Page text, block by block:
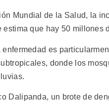
Mundial de la Salud, la
estima que hay 50 millones
enfermedad es
donde los
Dalipanda, un brote de